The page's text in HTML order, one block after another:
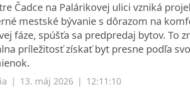
Čadce na Palárikovej ulici vzniká
mestské bývanie s dôrazom na
fáze, spúšťa sa predpredaj bytov. To
príležitosť získať byt presne podľa
| 13. máj 2026 | 12:11:10